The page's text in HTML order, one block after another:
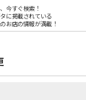
今すぐ検索！
に掲載されている
お店の情報が満載！